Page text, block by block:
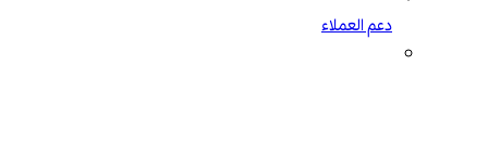
دعم العملاء